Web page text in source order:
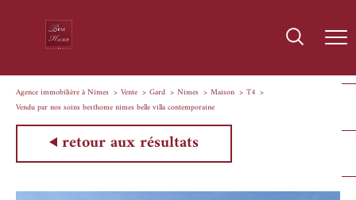
Agence immobilière à Nîmes Vente Gard Nimes Maison
T4
Vendu par nos soins besthome nimes belle villa contemporaine
retour aux résultats